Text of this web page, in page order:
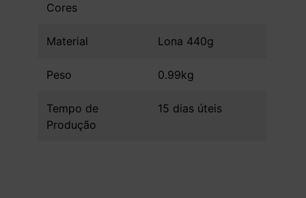
Cores
Material Lona 440g
Peso 0.99kg
Tempo de
Produção
15 dias úteis